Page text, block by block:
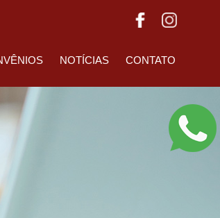
NOTÍCIAS CONTATO